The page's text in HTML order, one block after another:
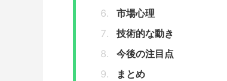
市場心理
技術的な動き
今後の注目点
まとめ